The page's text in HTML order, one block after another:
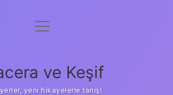
Anasayfa
Yasal Uyarı
menüyü
ve Keşif
yeni hikayelerle tanış!